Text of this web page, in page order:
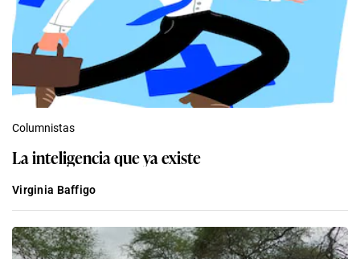
Columnistas
La inteligencia que ya existe
Virginia Baffigo